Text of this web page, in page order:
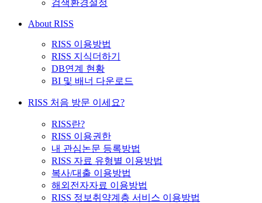
검색환경설정
About RISS
RISS 이용방법
RISS 지식더하기
DB연계 현황
BI 및 배너 다운로드
RISS 처음 방문 이세요?
RISS란?
RISS 이용권한
내 관심논문 등록방법
RISS 자료 유형별 이용방법
복사/대출 이용방법
해외전자자료 이용방법
RISS 정보취약계층 서비스 이용방법